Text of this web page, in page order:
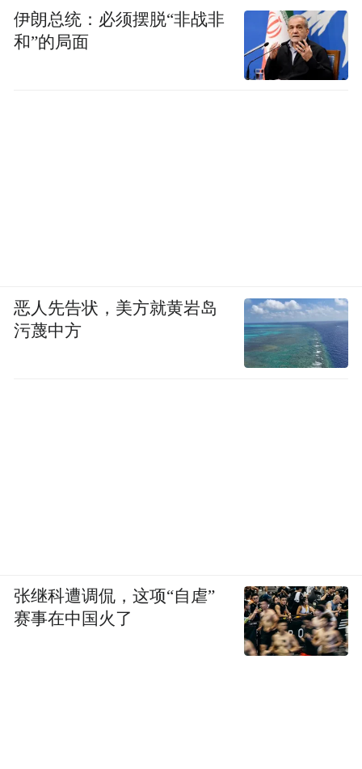
伊朗总统：必须摆脱“非战非
和”的局面
恶人先告状，美方就黄岩岛
污蔑中方
张继科遭调侃，这项“自虐”
赛事在中国火了